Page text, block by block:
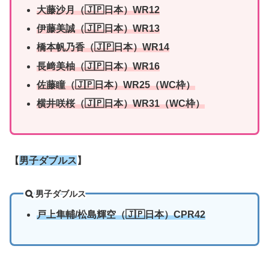
大藤沙月（🇯🇵日本）WR12
伊藤美誠（🇯🇵日本）WR13
橋本帆乃香（🇯🇵日本）WR14
長﨑美柚（🇯🇵日本）WR16
佐藤瞳（🇯🇵日本）WR25（WC枠）
横井咲桜（🇯🇵日本）WR31（WC枠）
【男子ダブルス 】
男子ダブルス
戸上隼輔/松島輝空（🇯🇵日本）CPR42